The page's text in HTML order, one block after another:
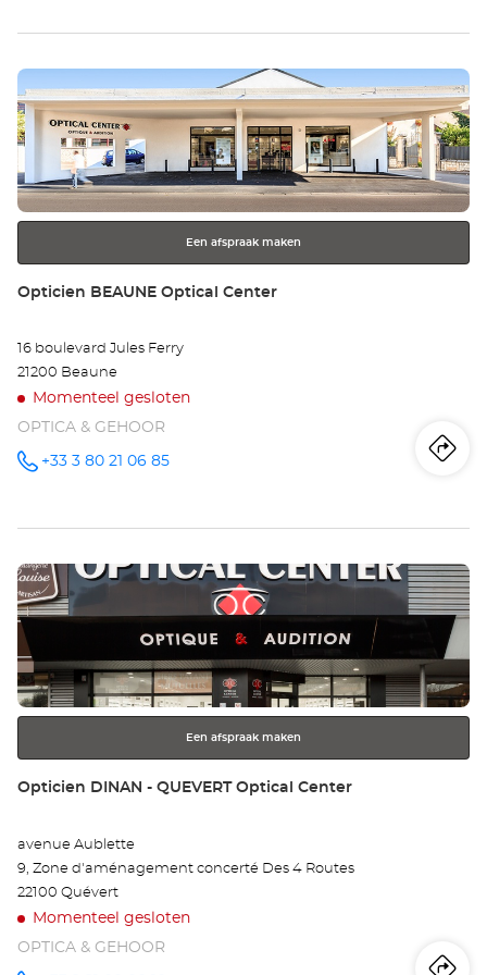
Druk
op
de
ENTER
toets
voor
meer
Een afspraak maken
Winkel:
Opticien BEAUNE Optical Center
16 boulevard Jules Ferry
21200 Beaune
Momenteel gesloten
OPTICA & GEHOOR
telefoonnummer
+33 3 80 21 06 85
Druk
op
de
ENTER
toets
voor
meer
Een afspraak maken
Winkel:
Opticien DINAN - QUEVERT Optical Center
avenue Aublette
9, Zone d'aménagement concerté Des 4 Routes
22100 Quévert
Momenteel gesloten
OPTICA & GEHOOR